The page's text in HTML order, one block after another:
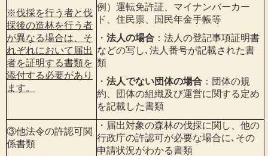
※伐採を行う者と伐
採後の造林を行う者
が異なる場合は、そ
れぞれにおいて届出
者を証明する書類を
添付する必要があり
ます。
例）運転免許証、マイナンバーカー
ド、住民票、国民年金手帳等
・ 法人の場合 ：法人の登記事項証明書
などの写し､法人番号が記載された書
類
・ 法人でない団体の場合 ：団体の規
約、団体の組織及び運営に関する定め
を記載した書類
③他法令の許認可関
係書類
・届出対象の森林の伐採に関し、他の
行政庁の許認可が必要な場合に､その
申請状況がわかる書類